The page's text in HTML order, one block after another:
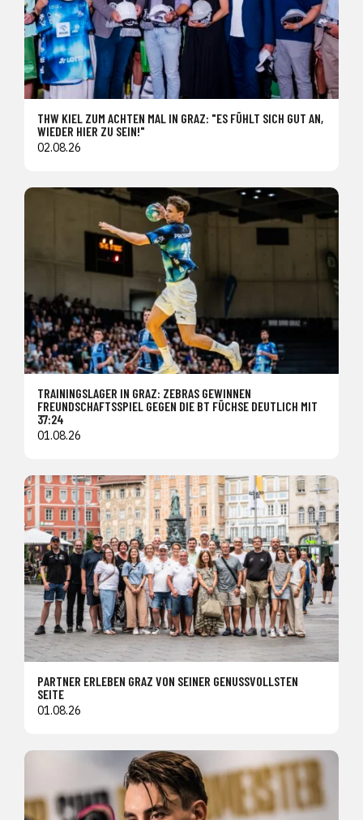
THW KIEL ZUM ACHTEN MAL IN GRAZ: "ES FÜHLT SICH GUT AN,
WIEDER HIER ZU SEIN!"
02.08.26
TRAININGSLAGER IN GRAZ: ZEBRAS GEWINNEN
FREUNDSCHAFTSSPIEL GEGEN DIE BT FÜCHSE DEUTLICH MIT
37:24
01.08.26
PARTNER ERLEBEN GRAZ VON SEINER GENUSSVOLLSTEN
SEITE
01.08.26